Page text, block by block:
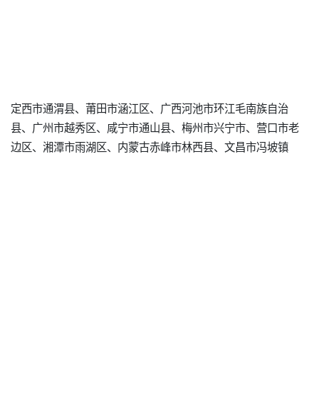
定西市通渭县、莆田市涵江区、广西河池市环江毛南族自治
县、广州市越秀区、咸宁市通山县、梅州市兴宁市、营口市老
边区、湘潭市雨湖区、内蒙古赤峰市林西县、文昌市冯坡镇